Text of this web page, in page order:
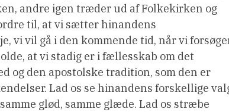
andre igen træder ud af Folkekirken og
til, at vi sætter hinandens
vi vil gå i den kommende tid, når vi
at vi stadig er i fællesskab om det
og den apostolske tradition, som den er
Lad os se hinandens forskellige
glød, samme glæde. Lad os stræbe